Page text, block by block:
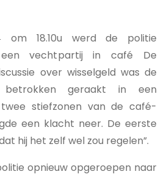
18.10u werd de politie
vechtpartij in café De
over wisselgeld was de
betrokken geraakt in een
stiefzonen van de café-
een klacht neer. De eerste
hij het zelf wel zou regelen”.
opnieuw opgeroepen naar